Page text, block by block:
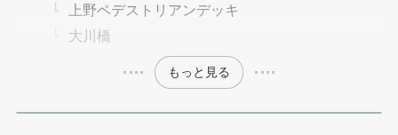
上野ペデストリアンデッキ
大川橋
もっと見る